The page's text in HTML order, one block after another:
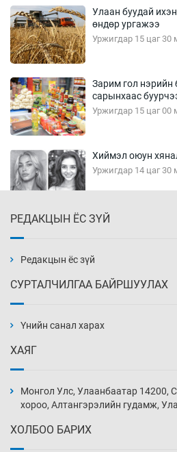
Улаан буудай
өндөр ургажээ
Уржигдар 15 цаг 30
Зарим гол
сарынхаас
Уржигдар 15 цаг 00
Хиймэл оюун
Уржигдар 14 цаг 30
Уржигдар 14 цаг 00
нэмэгджээ
Уржигдар 13 цаг 30
РЕДАКЦЫН ЁС ЗҮЙ
Редакцын ёс зүй
СУРТАЛЧИЛГАА БАЙРШУУЛАХ
Үнийн санал харах
ХАЯГ
Монгол Улс, Улаанбаатар 14200,
хороо, Алтангэрэлийн гудамж,
ХОЛБОО БАРИХ